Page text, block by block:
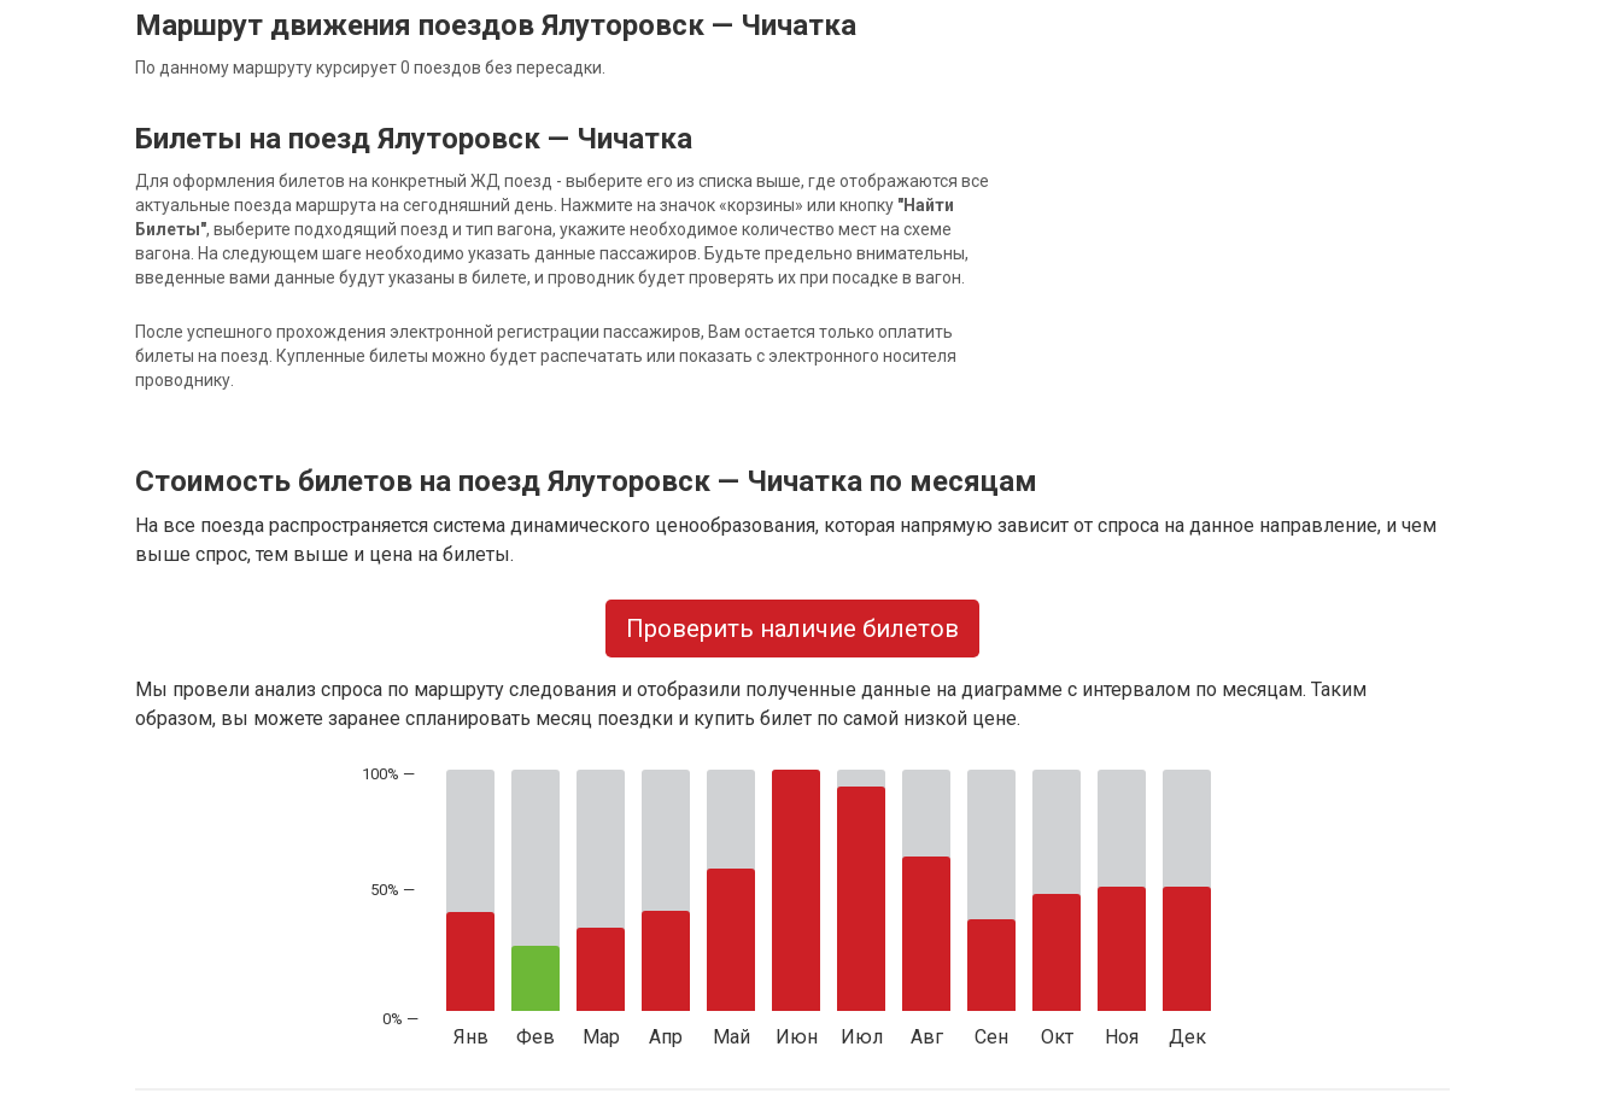
Маршрут движения поездов Ялуторовск — Чичатка
По данному маршруту курсирует 0 поездов без пересадки.
Билеты на поезд Ялуторовск — Чичатка
Для оформления билетов на конкретный ЖД поезд - выберите его из списка выше, где отображаются все
актуальные поезда маршрута на сегодняшний день. Нажмите на значок «корзины» или кнопку "Найти
Билеты", выберите подходящий поезд и тип вагона, укажите необходимое количество мест на схеме
вагона. На следующем шаге необходимо указать данные пассажиров. Будьте предельно внимательны,
введенные вами данные будут указаны в билете, и проводник будет проверять их при посадке в вагон.
После успешного прохождения электронной регистрации пассажиров, Вам остается только оплатить
билеты на поезд. Купленные билеты можно будет распечатать или показать с электронного носителя
проводнику.
Стоимость билетов на поезд Ялуторовск — Чичатка по месяцам
На все поезда распространяется система динамического ценообразования, которая напрямую зависит от спроса на данное направление, и чем
выше спрос, тем выше и цена на билеты.
Проверить наличие билетов
Мы провели анализ спроса по маршруту следования и отобразили полученные данные на диаграмме с интервалом по месяцам. Таким
образом, вы можете заранее спланировать месяц поездки и купить билет по самой низкой цене.
50% —
Янв Фев Мар Апр Май Июн Июл Авг Сен Окт Ноя Дек